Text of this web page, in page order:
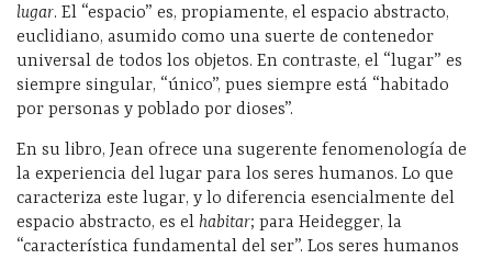
lugar. El “espacio” es, propiamente, el espacio abstracto,
euclidiano, asumido como una suerte de contenedor
universal de todos los objetos. En contraste, el “lugar” es
siempre singular, “único”, pues siempre está “habitado
por personas y poblado por dioses”.
En su libro, Jean ofrece una sugerente fenomenología de
la experiencia del lugar para los seres humanos. Lo que
caracteriza este lugar, y lo diferencia esencialmente del
espacio abstracto, es el habitar; para Heidegger, la
“característica fundamental del ser”. Los seres humanos